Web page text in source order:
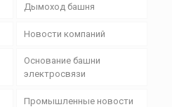
Дымоход башня
Новости компаний
Основание башни
электросвязи
Промышленные новости